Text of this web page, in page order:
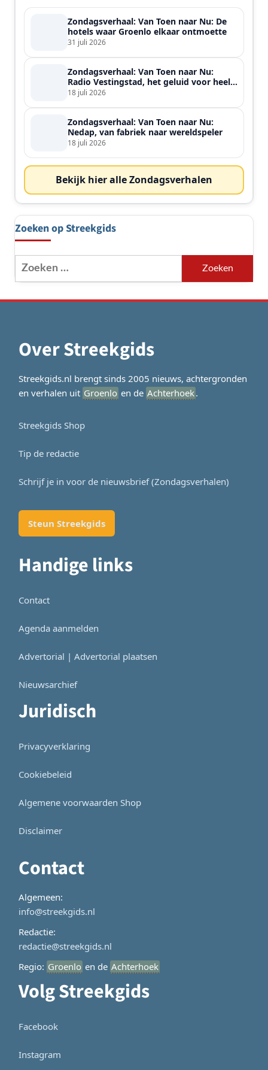
Zondagsverhaal: Van Toen naar Nu: De
hotels waar Groenlo elkaar ontmoette
31 juli 2026
Zondagsverhaal: Van Toen naar Nu:
Radio Vestingstad, het geluid voor heel
de streek
18 juli 2026
Zondagsverhaal: Van Toen naar Nu:
Nedap, van fabriek naar wereldspeler
18 juli 2026
Bekijk hier alle Zondagsverhalen
Zoeken op Streekgids
Zoeken
naar:
Over Streekgids
Streekgids.nl brengt sinds 2005 nieuws, achtergronden
en verhalen uit Groenlo en de Achterhoek.
Streekgids Shop
Tip de redactie
Schrijf je in voor de nieuwsbrief (Zondagsverhalen)
Steun Streekgids
Handige links
Contact
Agenda aanmelden
Advertorial | Advertorial plaatsen
Nieuwsarchief
Juridisch
Privacyverklaring
Cookiebeleid
Algemene voorwaarden Shop
Disclaimer
Contact
Algemeen:
info@streekgids.nl
Redactie:
redactie@streekgids.nl
Regio: Groenlo en de Achterhoek
Volg Streekgids
Facebook
Instagram